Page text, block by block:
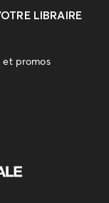
LIBRAIRE
et promos